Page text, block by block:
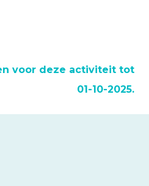
voor deze activiteit tot
01-10-2025.